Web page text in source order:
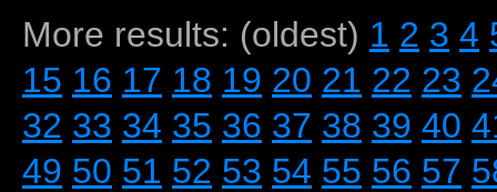
More results: (oldest) 1 2 3 4
15 16 17 18 19 20 21 22 23
32 33 34 35 36 37 38 39 40
49 50 51 52 53 54 55 56 57